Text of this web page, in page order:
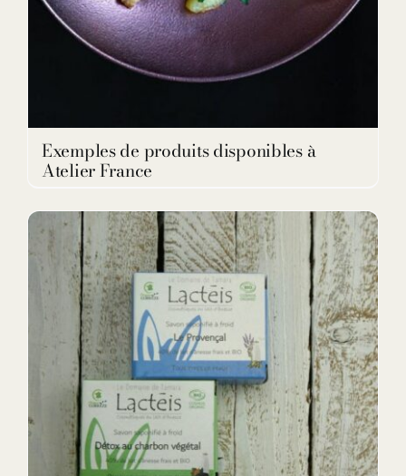
Exemples de produits disponibles à
Atelier France
DETAILS